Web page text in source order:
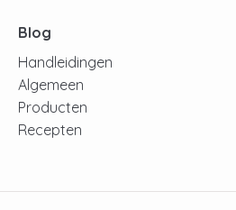
Blog
Handleidingen
Algemeen
Producten
Recepten